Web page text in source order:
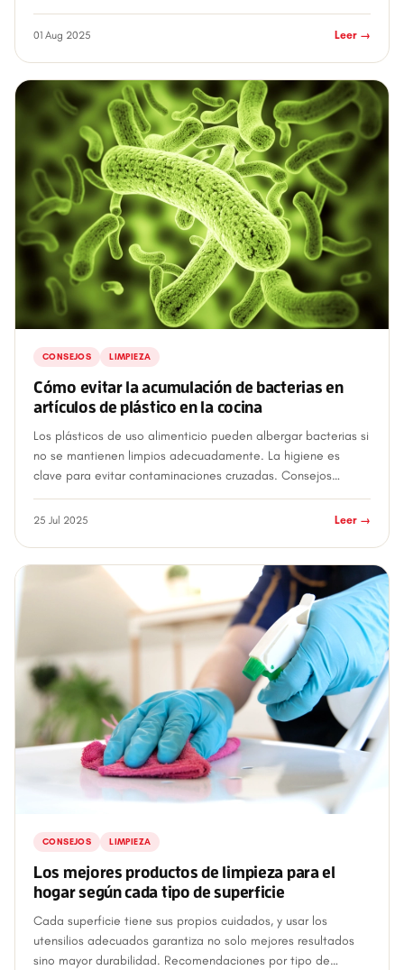
Divide en zonas: coc...
01 Aug 2025 Leer →
CONSEJOS LIMPIEZA
Cómo evitar la acumulación de bacterias en
artículos de plástico en la cocina
Los plásticos de uso alimenticio pueden albergar bacterias si
no se mantienen limpios adecuadamente. La higiene es
clave para evitar contaminaciones cruzadas. Consejos
prácticos: Lava después de ca...
25 Jul 2025 Leer →
CONSEJOS LIMPIEZA
Los mejores productos de limpieza para el
hogar según cada tipo de superficie
Cada superficie tiene sus propios cuidados, y usar los
utensilios adecuados garantiza no solo mejores resultados
sino mayor durabilidad. Recomendaciones por tipo de